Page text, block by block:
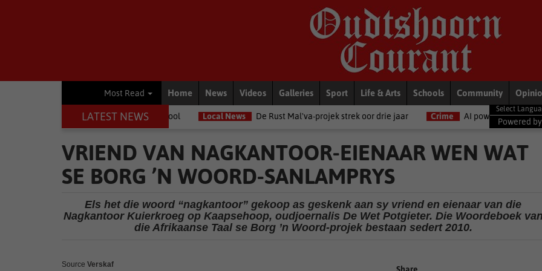
Most Read Home News Videos Galleries Sport Life & Arts Schools Community
LATEST NEWS
Oudtshoorn Infantry School Local News De Rust Mal'va-projek strek oor drie jaar Crime AI powers 55% of Africa’s cybercrime,
Powered by
VRIEND VAN NAGKANTOOR-EIENAAR WEN WAT
SE BORG ’N WOORD-SANLAMPRYS
Els het die woord “nagkantoor” gekoop as geskenk aan sy vriend en eienaar van die
Nagkantoor Kuierkroeg op Kaapsehoop, oudjoernalis De Wet Potgieter. Die Woordeboek van
die Afrikaanse Taal se Borg ’n Woord-projek bestaan sedert 2010.
Source Verskaf